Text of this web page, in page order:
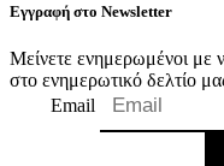
Εγγραφή στο Newsletter
Μείνετε ενημερωμένοι με
στο ενημερωτικό δελτίο
Email